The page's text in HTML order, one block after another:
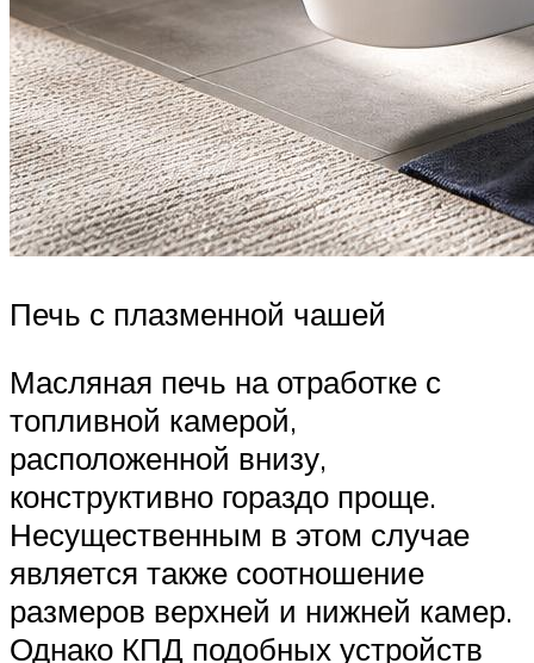
Печь с плазменной чашей
Масляная печь на отработке с
топливной камерой,
расположенной внизу,
конструктивно гораздо проще.
Несущественным в этом случае
является также соотношение
размеров верхней и нижней камер.
Однако КПД подобных устройств